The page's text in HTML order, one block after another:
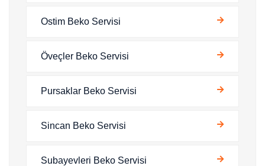
Ostim Beko Servisi
Öveçler Beko Servisi
Pursaklar Beko Servisi
Sincan Beko Servisi
Subayevleri Beko Servisi